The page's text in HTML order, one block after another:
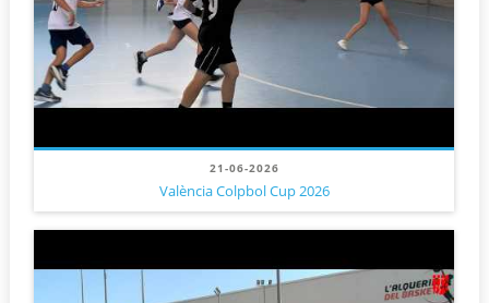
21-06-2026
València Colpbol Cup 2026